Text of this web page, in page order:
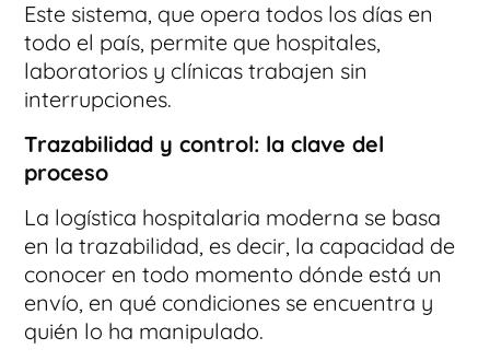
Este sistema, que opera todos los días en
todo el país, permite que hospitales,
laboratorios y clínicas trabajen sin
interrupciones.
Trazabilidad y control: la clave del
proceso
La logística hospitalaria moderna se basa
en la trazabilidad, es decir, la capacidad de
conocer en todo momento dónde está un
envío, en qué condiciones se encuentra y
quién lo ha manipulado.